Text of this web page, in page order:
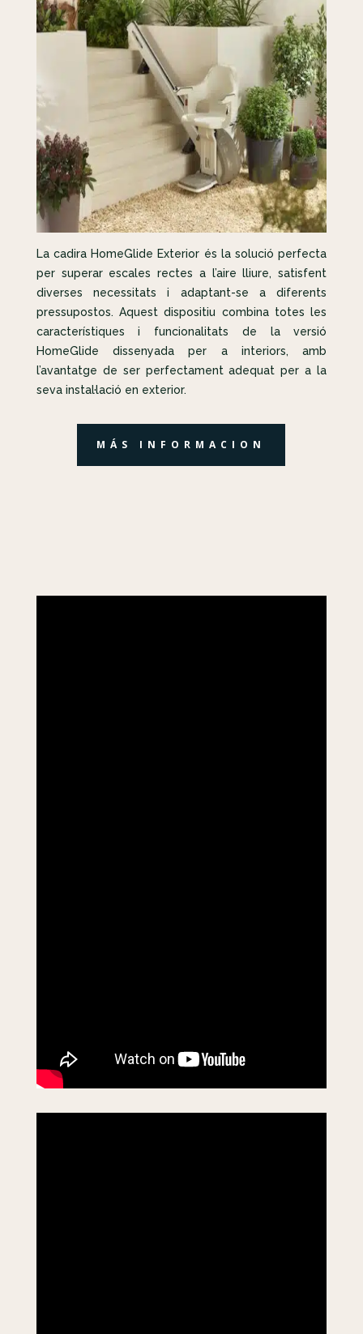
La cadira HomeGlide Exterior és la solució perfecta
per superar escales rectes a l’aire lliure, satisfent
diverses necessitats i adaptant-se a diferents
pressupostos. Aquest dispositiu combina totes les
característiques i funcionalitats de la versió
HomeGlide dissenyada per a interiors, amb
l’avantatge de ser perfectament adequat per a la
seva instal·lació en exterior.
MÁS INFORMACION